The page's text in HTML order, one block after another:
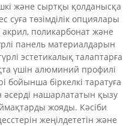
және сыртқы қолданысқа
суға төзімділік опциялары
поликарбонат және
панель материалдарын
эстетикалық талаптарға
үшін алюминий профилі
бойынша біркелкі таратуға
әсерді нашарлататын қызу
жояды. Кәсіби
жеңілдететін және